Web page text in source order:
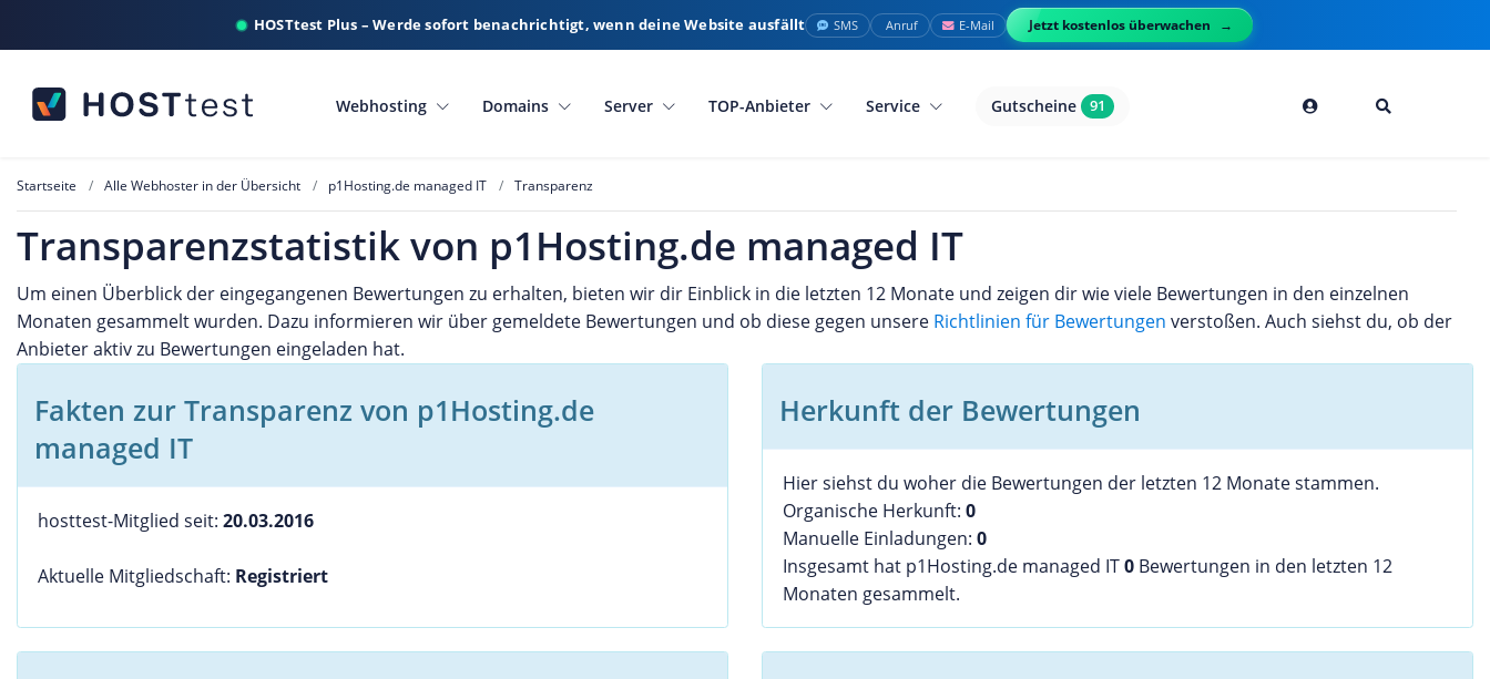
HOSTtest Plus – Werde sofort benachrichtigt, wenn deine Website ausfällt SMS Anruf E-Mail Jetzt kostenlos überwachen
Webhosting Domains Server TOP-Anbieter Service Gutscheine 91
Startseite Alle Webhoster in der Übersicht p1Hosting.de managed IT Transparenz
Transparenzstatistik von p1Hosting.de managed IT
Um einen Überblick der eingegangenen Bewertungen zu erhalten, bieten wir dir Einblick in die letzten 12 Monate und zeigen dir wie viele Bewertungen in den einzelnen
Monaten gesammelt wurden. Dazu informieren wir über gemeldete Bewertungen und ob diese gegen unsere Richtlinien für Bewertungen verstoßen. Auch siehst du, ob der
Anbieter aktiv zu Bewertungen eingeladen hat.
Fakten zur Transparenz von p1Hosting.de
managed IT
hosttest-Mitglied seit: 20.03.2016
Aktuelle Mitgliedschaft: Registriert
Herkunft der Bewertungen
Hier siehst du woher die Bewertungen der letzten 12 Monate stammen.
Organische Herkunft: 0
Manuelle Einladungen: 0
Insgesamt hat p1Hosting.de managed IT0Bewertungen in den letzten 12
Monaten gesammelt.